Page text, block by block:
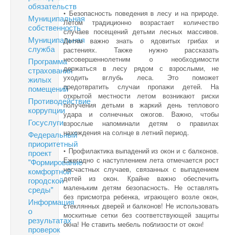
обязательств
Муниципальная
собственность
Муниципальная
служба
Программа
страхования
жилых
помещений
Противодействие
коррупции
Госуслуги
Федеральный
приоритетный
проект
"Формирование
комфортной
городской
среды"
Информация
о
результатах
проверок
• Безопасность поведения в лесу и на природе.
Летом традиционно возрастает количество
случаев посещений детьми лесных массивов.
Детям важно знать о ядовитых грибах и
растениях. Также нужно рассказать
несовершеннолетним о необходимости
держаться в лесу рядом с взрослыми, не
уходить вглубь леса. Это поможет
предотвратить случаи пропажи детей. На
открытой местности летом возникают риски
получения детьми в жаркий день теплового
удара и солнечных ожогов. Важно, чтобы
взрослые напоминали детям о правилах
нахождения на солнце в летний период.
• Профилактика выпадений из окон и с балконов.
Ежегодно с наступлением лета отмечается рост
несчастных случаев, связанных с выпадением
детей из окон. Крайне важно обеспечить
маленьким детям безопасность. Не оставлять
без присмотра ребенка, играющего возле окон,
стеклянных дверей и балконов! Не использовать
москитные сетки без соответствующей защиты
окна! Не ставить мебель поблизости от окон!